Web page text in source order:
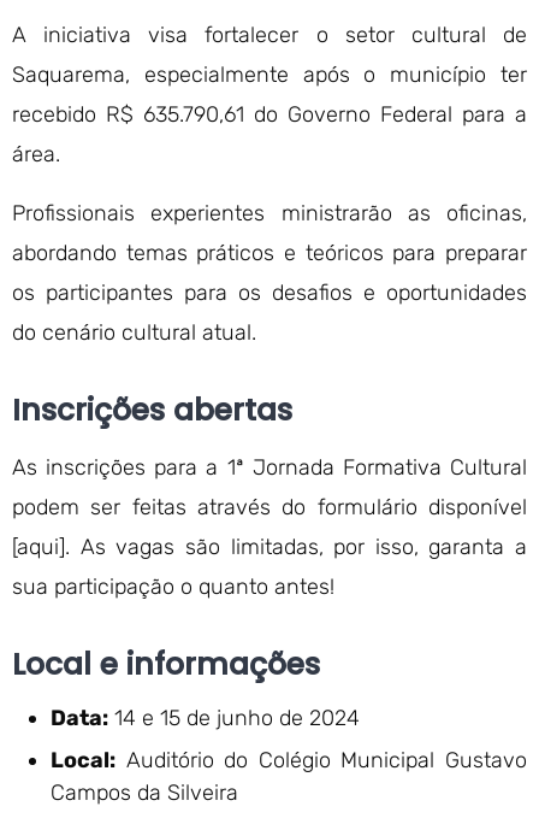
A iniciativa visa fortalecer o setor cultural de
Saquarema, especialmente após o município ter
recebido R$ 635.790,61 do Governo Federal para a
área.
Profissionais experientes ministrarão as oficinas,
abordando temas práticos e teóricos para preparar
os participantes para os desafios e oportunidades
do cenário cultural atual.
Inscrições abertas
As inscrições para a 1ª Jornada Formativa Cultural
podem ser feitas através do formulário disponível
[aqui]. As vagas são limitadas, por isso, garanta a
sua participação o quanto antes!
Local e informações
Data: 14 e 15 de junho de 2024
Local: Auditório do Colégio Municipal Gustavo
Campos da Silveira